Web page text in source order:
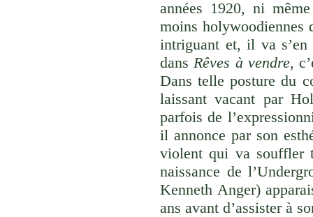
années 1920, ni
moins holywoodiennes
intriguant et, il va
dans Rêves à vendre,
Dans telle posture du
laissant vacant par
parfois de
il annonce par son
violent qui va souffler
naissance de
Kenneth Anger)
ans avant d’assister à